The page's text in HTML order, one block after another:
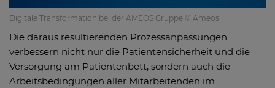
Digitale Transformation bei der AMEOS Gruppe © Ameos
Die daraus resultierenden Prozessanpassungen
verbessern nicht nur die Patientensicherheit und die
Versorgung am Patientenbett, sondern auch die
Arbeitsbedingungen aller Mitarbeitenden im